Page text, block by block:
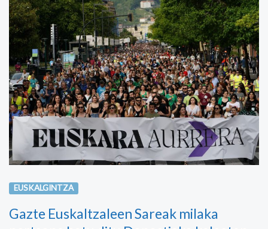
EUSKALGINTZA
Gazte Euskaltzaleen Sareak milaka